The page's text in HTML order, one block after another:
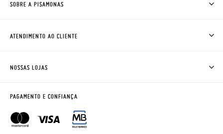
SOBRE A PISAMONAS
AVISO LEGAL, PRIVACIDADE E COOKIES
SALDOS
ATENDIMENTO AO CLIENTE
HORÁRIO
PERGUNTAS FREQUENTES
NOSSAS LOJAS
PAGAMENTO E CONFIANÇA